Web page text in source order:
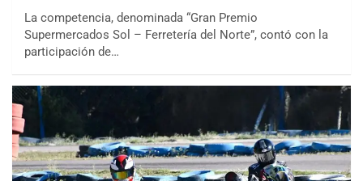
La competencia, denominada “Gran Premio
Supermercados Sol – Ferretería del Norte”, contó con la
participación de…